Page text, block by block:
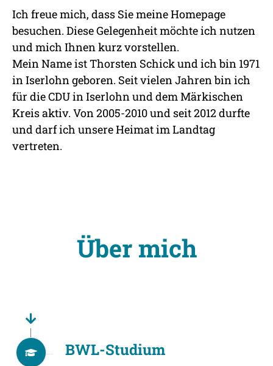
Ich freue mich, dass Sie meine Homepage
besuchen. Diese Gelegenheit möchte ich nutzen
und mich Ihnen kurz vorstellen.
Mein Name ist Thorsten Schick und ich bin 1971
in Iserlohn geboren. Seit vielen Jahren bin ich
für die CDU in Iserlohn und dem Märkischen
Kreis aktiv. Von 2005-2010 und seit 2012 durfte
und darf ich unsere Heimat im Landtag
vertreten.
Über mich
BWL-Studium